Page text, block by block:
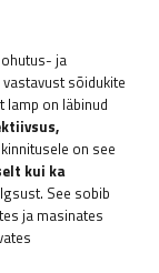
ja
sõidukite
lamp on läbinud
on see
kui ka
See sobib
ja masinates